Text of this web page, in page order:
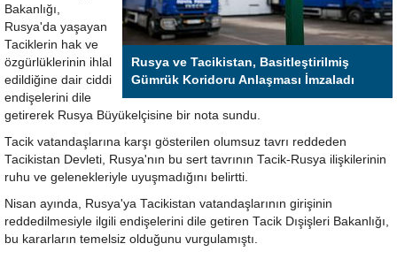
Rusya ve Tacikistan, Basitleştirilmiş
Gümrük Koridoru Anlaşması İmzaladı
Bakanlığı,
Rusya'da yaşayan
Taciklerin hak ve
özgürlüklerinin ihlal
edildiğine dair ciddi
endişelerini dile
getirerek Rusya Büyükelçisine bir nota sundu.
Tacik vatandaşlarına karşı gösterilen olumsuz tavrı reddeden
Tacikistan Devleti, Rusya'nın bu sert tavrının Tacik-Rusya ilişkilerinin
ruhu ve gelenekleriyle uyuşmadığını belirtti.
Nisan ayında, Rusya'ya Tacikistan vatandaşlarının girişinin
reddedilmesiyle ilgili endişelerini dile getiren Tacik Dışişleri Bakanlığı,
bu kararların temelsiz olduğunu vurgulamıştı.